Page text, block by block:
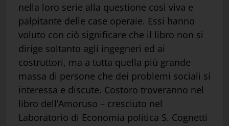
nella loro serie alla questione così viva e
palpitante delle case operaie. Essi hanno
voluto con ciò significare che il libro non si
dirige soltanto agli ingegneri ed ai
costruttori, ma a tutta quella più grande
massa di persone che dei problemi sociali si
interessa e discute. Costoro troveranno nel
libro dell’Amoruso – cresciuto nel
Laboratorio di Economia politica S. Cognetti